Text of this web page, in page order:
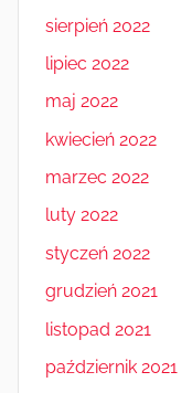
sierpień 2022
lipiec 2022
maj 2022
kwiecień 2022
marzec 2022
luty 2022
styczeń 2022
grudzień 2021
listopad 2021
październik 2021